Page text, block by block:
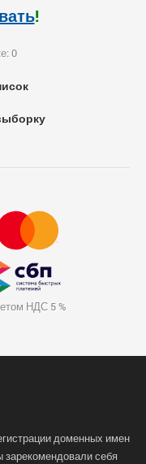
!
0
НДС 5 %
доменных имен
зарекомендовали себя